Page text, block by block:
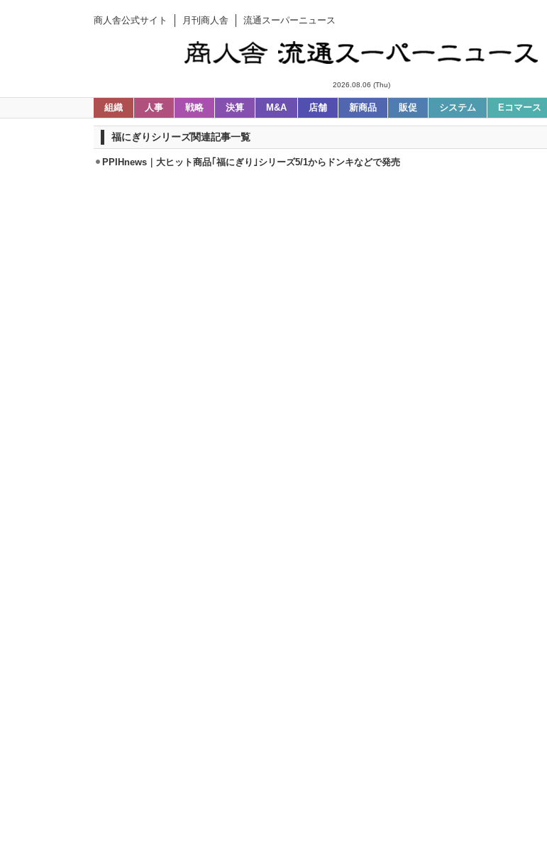
商人舎公式サイト 月刊商人舎 流通スーパーニュース
2026.08.06 (Thu)
組織 人事 戦略 決算 M&A 店舗 新商品 販促 システム Eコマース
福にぎりシリーズ関連記事一覧
PPIHnews｜大ヒット商品｢福にぎり｣シリーズ5/1からドンキなどで発売